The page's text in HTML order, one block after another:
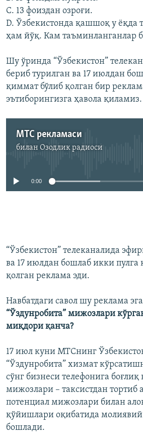
C. 13 фоиздан озроғи.
D. Ўзбекистонда қашшоқ у ёқда
ҳам йўқ. Кам таъминланганлар
Шу ўринда “Ўзбекистон”
бериб турилган ва 17 июлдан
қиммат бўлиб қолган бир
эътиборингизга ҳавола қиламиз.
МТС рекламаси
билан Озодлик радиоси
Айни дамда медиа-манба
0:00
“Ўзбекистон” телеканалида
ва 17 июлдан бошлаб икки пулга
қолган реклама эди.
Навбатдаги савол шу реклама
“Ўздунробита” мижозлари
миқдори қанча?
17 июл куни МТСнинг
“Ўздунробита” хизмат
сўнг бизнеси телефонига
мижозлари – таксистдан тортиб
потенциал мижозлари билан
қўйишлари оқибатида молиявий
бошлади.